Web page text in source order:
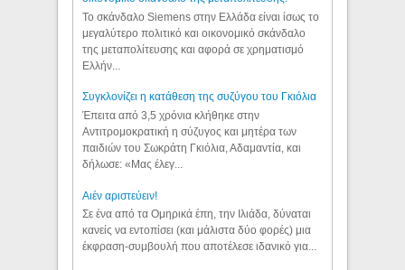
Το σκάνδαλο Siemens στην Ελλάδα είναι ίσως το
μεγαλύτερο πολιτικό και οικονομικό σκάνδαλο
της μεταπολίτευσης και αφορά σε χρηματισμό
Ελλήν...
Συγκλονίζει η κατάθεση της συζύγου του Γκιόλια
Έπειτα από 3,5 χρόνια κλήθηκε στην
Αντιτρομοκρατική η σύζυγος και μητέρα των
παιδιών του Σωκράτη Γκιόλια, Αδαμαντία, και
δήλωσε: «Μας έλεγ...
Aιέν αριστεύειν!
Σε ένα από τα Ομηρικά έπη, την Ιλιάδα, δύναται
κανείς να εντοπίσει (και μάλιστα δύο φορές) μια
έκφραση-συμβουλή που αποτέλεσε ιδανικό για...